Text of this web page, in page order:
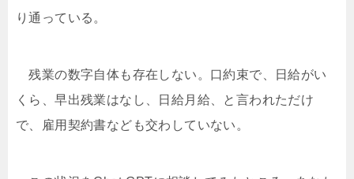
り通っている。
残業の数字自体も存在しない。口約束で、日給がい
くら、早出残業はなし、日給月給、と言われただけ
で、雇用契約書なども交わしていない。